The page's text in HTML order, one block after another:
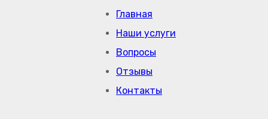
Главная
Наши услуги
Вопросы
Отзывы
Контакты